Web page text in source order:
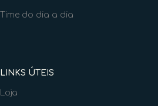
Time do dia a dia
LINKS ÚTEIS
Loja